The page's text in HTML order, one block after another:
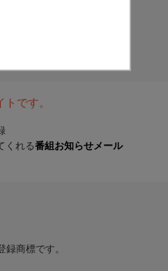
です。
くれる番組お知らせメール
商標です。